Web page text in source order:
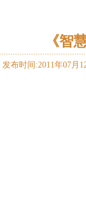
《智
发布时间:2011年07月